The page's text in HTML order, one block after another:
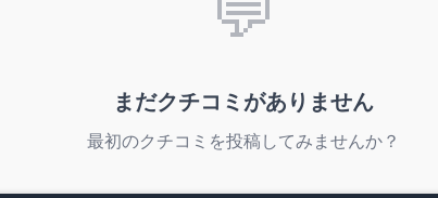
まだクチコミがありません
最初のクチコミを投稿してみませんか？